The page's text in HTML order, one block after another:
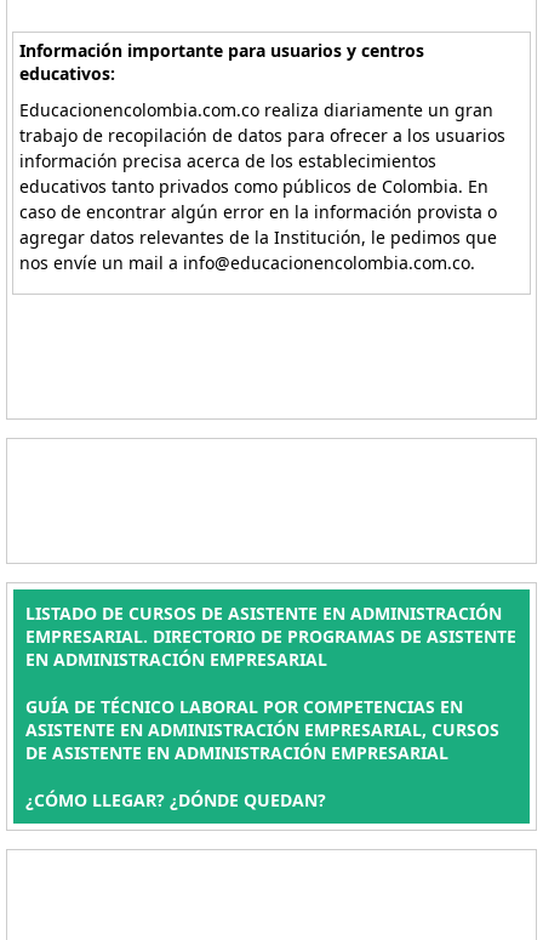
Información importante para usuarios y centros
educativos:
Educacionencolombia.com.co realiza diariamente un gran
trabajo de recopilación de datos para ofrecer a los usuarios
información precisa acerca de los establecimientos
educativos tanto privados como públicos de Colombia. En
caso de encontrar algún error en la información provista o
agregar datos relevantes de la Institución, le pedimos que
nos envíe un mail a info@educacionencolombia.com.co.
LISTADO DE CURSOS DE ASISTENTE EN ADMINISTRACIÓN
EMPRESARIAL. DIRECTORIO DE PROGRAMAS DE ASISTENTE
EN ADMINISTRACIÓN EMPRESARIAL
GUÍA DE TÉCNICO LABORAL POR COMPETENCIAS EN
ASISTENTE EN ADMINISTRACIÓN EMPRESARIAL, CURSOS
DE ASISTENTE EN ADMINISTRACIÓN EMPRESARIAL
¿CÓMO LLEGAR? ¿DÓNDE QUEDAN?